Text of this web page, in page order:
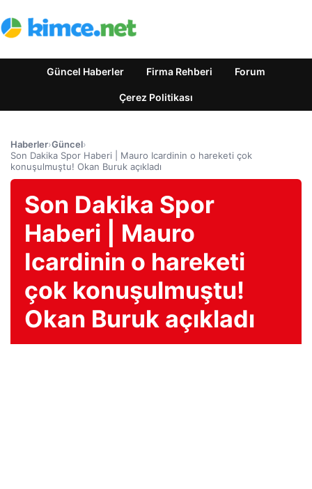
Güncel Haberler Firma Rehberi Forum
Çerez Politikası
Haberler›Güncel›
Son Dakika Spor Haberi | Mauro Icardinin o hareketi çok
konuşulmuştu! Okan Buruk açıkladı
Son Dakika Spor
Haberi | Mauro
Icardinin o hareketi
çok konuşulmuştu!
Okan Buruk açıkladı